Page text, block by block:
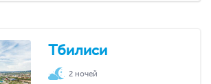
Тбилиси
2 ночей